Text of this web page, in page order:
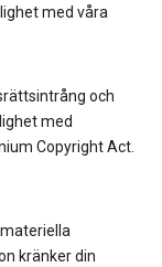
med våra
och
med
Copyright Act.
kränker din